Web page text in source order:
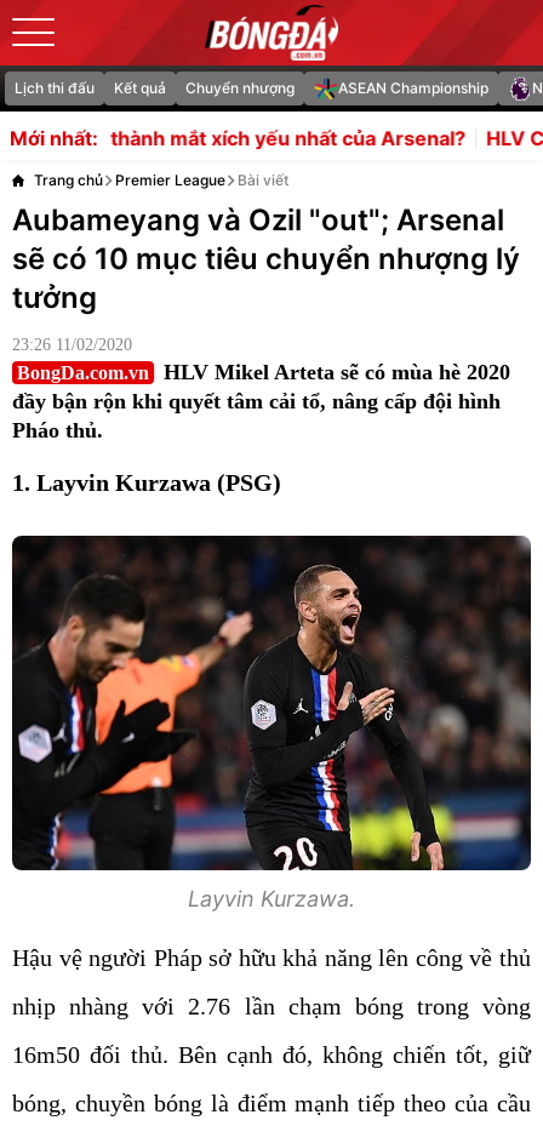
Lịch thi đấu Kết quả Chuyển nhượng ASEAN Championship
Mới nhất:
xích yếu nhất của Arsenal? HLV Carrick từ chối mua
Trang chủ Premier League Bài viết
Aubameyang và Ozil "out"; Arsenal
sẽ có 10 mục tiêu chuyển nhượng lý
tưởng
23:26 11/02/2020
BongDa.com.vn
HLV Mikel Arteta sẽ có mùa hè 2020
đầy bận rộn khi quyết tâm cải tổ, nâng cấp đội hình
Pháo thủ.
1. Layvin Kurzawa (PSG)
Layvin Kurzawa.
Hậu vệ người Pháp sở hữu khả năng lên công về thủ
nhịp nhàng với 2.76 lần chạm bóng trong vòng
16m50 đối thủ. Bên cạnh đó, không chiến tốt, giữ
bóng, chuyền bóng là điểm mạnh tiếp theo của cầu